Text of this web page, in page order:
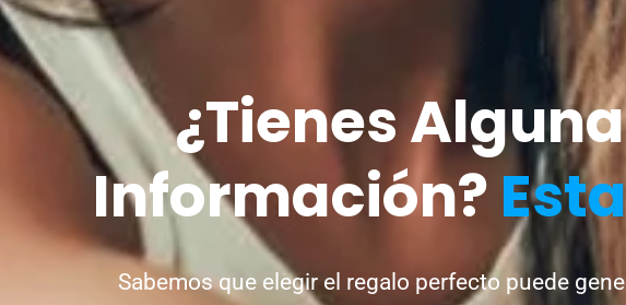
¿Tienes
Información?
Sabemos que elegir el regalo perfecto puede